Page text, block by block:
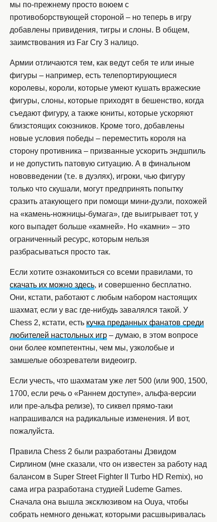
мы по-прежнему просто воюем с
противоборствующей стороной – но теперь в игру
добавлены привидения, тигры и слоны. В общем,
заимствования из Far Cry 3 налицо.
Армии отличаются тем, как ведут себя те или иные
фигуры – например, есть телепортирующиеся
королевы, короли, которые умеют кушать вражеские
фигуры, слоны, которые приходят в бешенство, когда
съедают фигуру, а также юниты, которые ускоряют
близстоящих союзников. Кроме того, добавлены
новые условия победы – переместить короля на
сторону противника – призванные ускорить эндшпиль
и не допустить патовую ситуацию. А в финальном
нововведении (т.е. в дуэлях), игроки, чью фигуру
только что скушали, могут предпринять попытку
сразить атакующего при помощи мини-дуэли, похожей
на «камень-ножницы-бумага», где выигрывает тот, у
кого выпадет больше «камней». Но «камни» – это
ограниченный ресурс, которым нельзя
разбрасываться просто так.
Если хотите ознакомиться со всеми правилами, то
скачать их можно здесь, и совершенно бесплатно.
Они, кстати, работают с любым набором настоящих
шахмат, если у вас где-нибудь завалялся такой. У
Chess 2, кстати, есть кучка преданных фанатов среди
любителей настольных игр – думаю, в этом вопросе
они более компетентны, чем мы, узколобые и
замшелые обозреватели видеоигр.
Если учесть, что шахматам уже лет 500 (или 900, 1500,
1700, если речь о «Раннем доступе», альфа-версии
или пре-альфа релизе), то сиквел прямо-таки
напрашивался на радикальные изменения. И вот,
пожалуйста.
Правила Chess 2 были разработаны Дэвидом
Сирлином (мне сказали, что он известен за работу над
балансом в Super Street Fighter II Turbo HD Remix), но
сама игра разработана студией Ludeme Games.
Сначала она вышла эксклюзивом на Ouya, чтобы
собрать немного деньжат, которыми расшвыривалась